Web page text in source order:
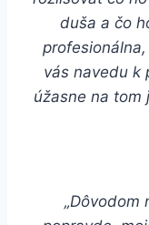
duša a čo
vás navedu k
úžasne na tom
„Dôvodom